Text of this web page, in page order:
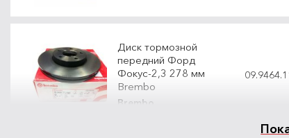
Диск тормозной
передний Форд
Фокус-2,3 278 мм
Brembo
Brembo